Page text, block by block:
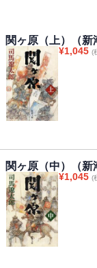
関ヶ原（上）（新
¥1,045 (
関ヶ原（中）（新
¥1,045 (